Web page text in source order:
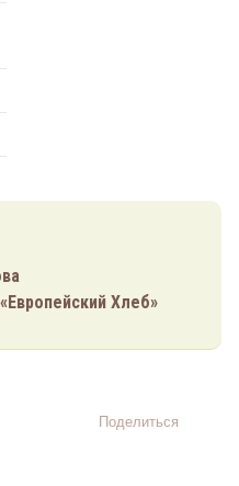
Хлеб»
Поделиться